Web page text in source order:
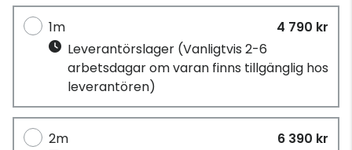
1m
4 790 kr
Leverantörslager (Vanligtvis 2-6
arbetsdagar om varan finns tillgänglig hos
leverantören)
2m
6 390 kr